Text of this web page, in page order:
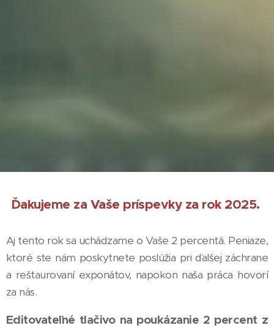
Ďakujeme za Vaše príspevky za rok 2025.
Aj tento rok sa uchádzame o Vaše 2 percentá. Peniaze,
ktoré ste nám poskytnete poslúžia pri ďalšej záchrane
a reštaurovaní exponátov, napokon naša práca hovorí
za nás.
Editovateľné tlačivo na poukázanie 2 percent z